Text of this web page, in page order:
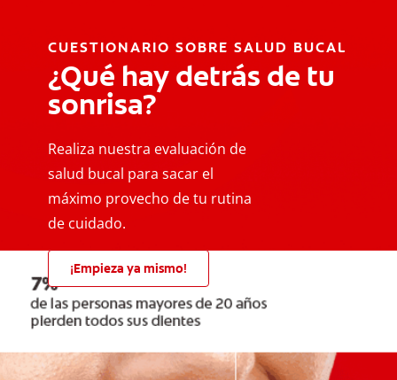
CUESTIONARIO SOBRE SALUD BUCAL
¿Qué hay detrás de tu
sonrisa?
Realiza nuestra evaluación de
salud bucal para sacar el
máximo provecho de tu rutina
de cuidado.
¡Empieza ya mismo!